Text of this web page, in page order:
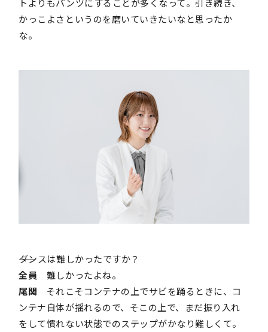
トよりもパンツにすることが多くなって。引き続き、
かっこよさというのを磨いていきたいなと思ったか
な。
――ダンスは難しかったですか？
全員 難しかったよね。
尾関 それこそコンテナの上でサビを踊るときに、コ
ンテナ自体が揺れるので、そこの上で、まだ振り入れ
をして慣れない状態でのステップがかなり難しくて。